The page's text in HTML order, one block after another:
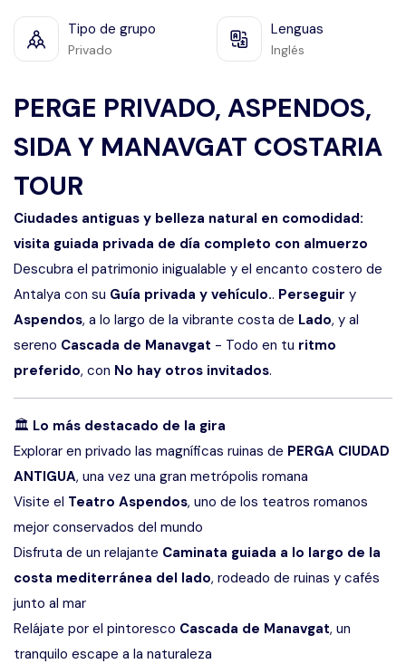
Tipo de grupo
Privado
Lenguas
Inglés
PERGE PRIVADO, ASPENDOS,
SIDA Y MANAVGAT COSTARIA
TOUR
Ciudades antiguas y belleza natural en comodidad:
visita guiada privada de día completo con almuerzo
Descubra el patrimonio inigualable y el encanto costero de
Antalya con su Guía privada y vehículo.. Perseguir y
Aspendos, a lo largo de la vibrante costa de Lado, y al
sereno Cascada de Manavgat - Todo en tu ritmo
preferido, con No hay otros invitados.
🏛️ Lo más destacado de la gira
Explorar en privado las magníficas ruinas de PERGA CIUDAD
ANTIGUA, una vez una gran metrópolis romana
Visite el Teatro Aspendos, uno de los teatros romanos
mejor conservados del mundo
Disfruta de un relajante Caminata guiada a lo largo de la
costa mediterránea del lado, rodeado de ruinas y cafés
junto al mar
Relájate por el pintoresco Cascada de Manavgat, un
tranquilo escape a la naturaleza